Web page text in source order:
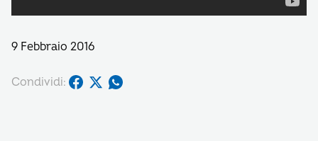
9 Febbraio 2016
Condividi: